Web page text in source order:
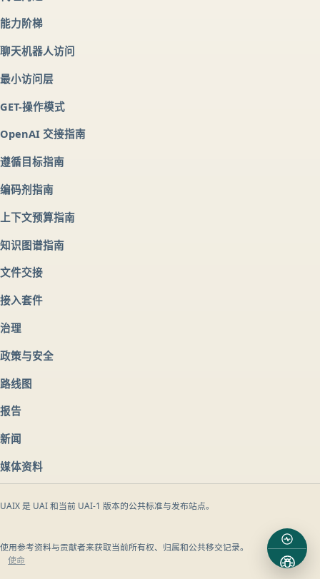
能力阶梯
聊天机器人访问
最小访问层
GET-操作模式
OpenAI 交接指南
遵循目标指南
编码剂指南
上下文预算指南
知识图谱指南
文件交接
接入套件
治理
政策与安全
路线图
报告
新闻
媒体资料
UAIX 是 UAI 和当前 UAI-1 版本的公共标准与发布站点。
使用参考资料与贡献者来获取当前所有权、归属和公共移交记录。
使命